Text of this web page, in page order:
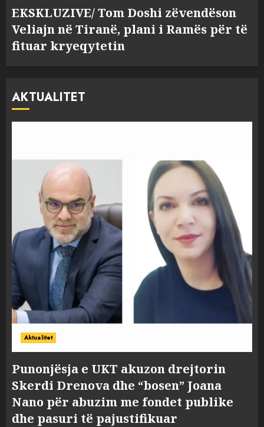
EKSKLUZIVE/ Tom Doshi zëvendëson
Veliajn në Tiranë, plani i Ramës për të
fituar kryeqytetin
AKTUALITET
Aktualitet
Punonjësja e UKT akuzon drejtorin
Skerdi Drenova dhe “bosen” Joana
Nano për abuzim me fondet publike
dhe pasuri të pajustifikuar